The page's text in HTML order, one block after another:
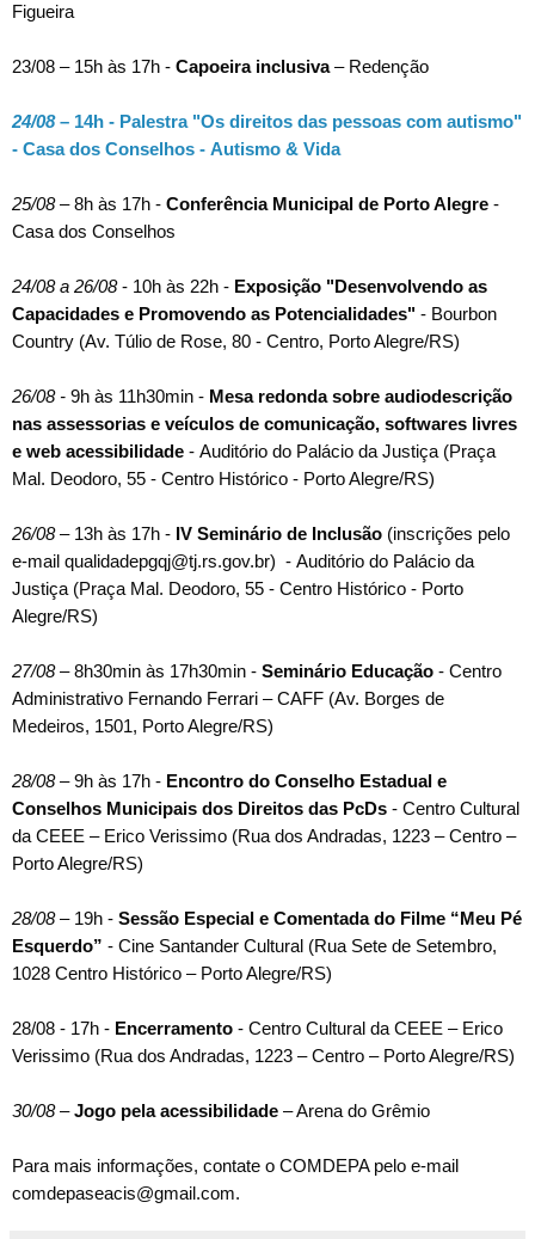
Figueira
23/08 – 15h às 17h - Capoeira inclusiva– Redenção
24/08– 14h - Palestra "Os direitos das pessoas com autismo"
- Casa dos Conselhos - Autismo & Vida
25/08– 8h às 17h - Conferência Municipal de Porto Alegre -
Casa dos Conselhos
24/08 a 26/08- 10h às 22h - Exposição "Desenvolvendo as
Capacidades e Promovendo as Potencialidades" - Bourbon
Country (Av. Túlio de Rose, 80 - Centro, Porto Alegre/RS)
26/08 - 9h às 11h30min - Mesa redonda sobre audiodescrição
nas assessorias e veículos de comunicação, softwares livres
e web acessibilidade - Auditório do Palácio da Justiça (Praça
Mal. Deodoro, 55 - Centro Histórico - Porto Alegre/RS)
26/08– 13h às 17h - IV Seminário de Inclusão (inscrições pelo
e-mail qualidadepgqj@tj.rs.gov.br) - Auditório do Palácio da
Justiça (Praça Mal. Deodoro, 55 - Centro Histórico - Porto
Alegre/RS)
27/08– 8h30min às 17h30min - Seminário Educação - Centro
Administrativo Fernando Ferrari – CAFF (Av. Borges de
Medeiros, 1501, Porto Alegre/RS)
28/08– 9h às 17h - Encontro do Conselho Estadual e
Conselhos Municipais dos Direitos das PcDs - Centro Cultural
da CEEE – Erico Verissimo (Rua dos Andradas, 1223 – Centro –
Porto Alegre/RS)
28/08– 19h - Sessão Especial e Comentada do Filme “Meu Pé
Esquerdo” - Cine Santander Cultural (Rua Sete de Setembro,
1028 Centro Histórico – Porto Alegre/RS)
28/08 - 17h - Encerramento - Centro Cultural da CEEE – Erico
Verissimo (Rua dos Andradas, 1223 – Centro – Porto Alegre/RS)
30/08–Jogo pela acessibilidade – Arena do Grêmio
Para mais informações, contate o COMDEPA pelo e-mail
comdepaseacis@gmail.com.